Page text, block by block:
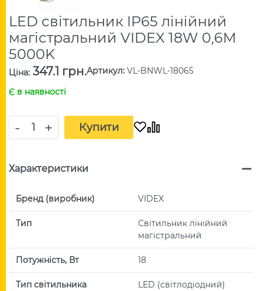
LED світильник IP65 лінійний
магістральний VIDEX 18W 0,6М
5000K
Ціна: 347.1 грн.Артикул: VL-BNWL-18065
Є в наявності
- + Купити
Характеристики
Бренд (виробник) VIDEX
Тип
Світильник лінійний
магістральний
Потужність, Вт 18
Тип світильника LED (світлодіодний)